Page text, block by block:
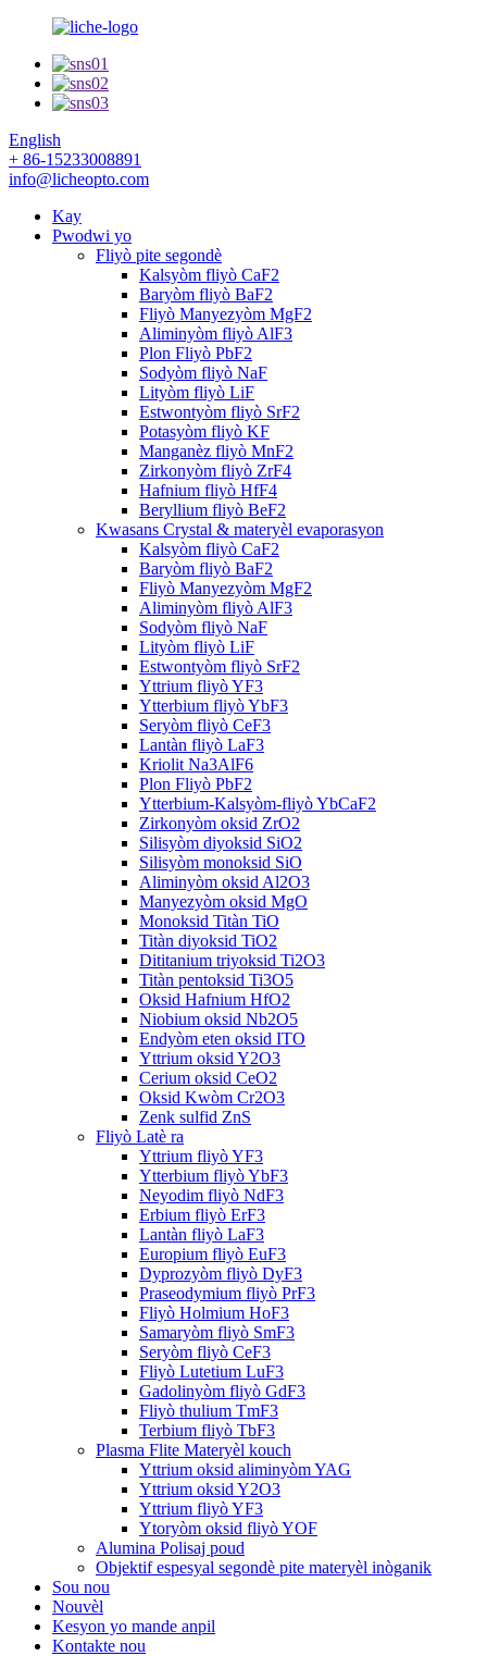
English
+ 86-15233008891
info@licheopto.com
Kay
Pwodwi yo
Fliyò pite segondè
Kalsyòm fliyò CaF2
Baryòm fliyò BaF2
Fliyò Manyezyòm MgF2
Aliminyòm fliyò AlF3
Plon Fliyò PbF2
Sodyòm fliyò NaF
Lityòm fliyò LiF
Estwontyòm fliyò SrF2
Potasyòm fliyò KF
Manganèz fliyò MnF2
Zirkonyòm fliyò ZrF4
Hafnium fliyò HfF4
Beryllium fliyò BeF2
Kwasans Crystal & materyèl evaporasyon
Kalsyòm fliyò CaF2
Baryòm fliyò BaF2
Fliyò Manyezyòm MgF2
Aliminyòm fliyò AlF3
Sodyòm fliyò NaF
Lityòm fliyò LiF
Estwontyòm fliyò SrF2
Yttrium fliyò YF3
Ytterbium fliyò YbF3
Seryòm fliyò CeF3
Lantàn fliyò LaF3
Kriolit Na3AlF6
Plon Fliyò PbF2
Ytterbium-Kalsyòm-fliyò YbCaF2
Zirkonyòm oksid ZrO2
Silisyòm diyoksid SiO2
Silisyòm monoksid SiO
Aliminyòm oksid Al2O3
Manyezyòm oksid MgO
Monoksid Titàn TiO
Titàn diyoksid TiO2
Dititanium triyoksid Ti2O3
Titàn pentoksid Ti3O5
Oksid Hafnium HfO2
Niobium oksid Nb2O5
Endyòm eten oksid ITO
Yttrium oksid Y2O3
Cerium oksid CeO2
Oksid Kwòm Cr2O3
Zenk sulfid ZnS
Fliyò Latè ra
Yttrium fliyò YF3
Ytterbium fliyò YbF3
Neyodim fliyò NdF3
Erbium fliyò ErF3
Lantàn fliyò LaF3
Europium fliyò EuF3
Dyprozyòm fliyò DyF3
Praseodymium fliyò PrF3
Fliyò Holmium HoF3
Samaryòm fliyò SmF3
Seryòm fliyò CeF3
Fliyò Lutetium LuF3
Gadolinyòm fliyò GdF3
Fliyò thulium TmF3
Terbium fliyò TbF3
Plasma Flite Materyèl kouch
Yttrium oksid aliminyòm YAG
Yttrium oksid Y2O3
Yttrium fliyò YF3
Ytoryòm oksid fliyò YOF
Alumina Polisaj poud
Objektif espesyal segondè pite materyèl inòganik
Sou nou
Nouvèl
Kesyon yo mande anpil
Kontakte nou